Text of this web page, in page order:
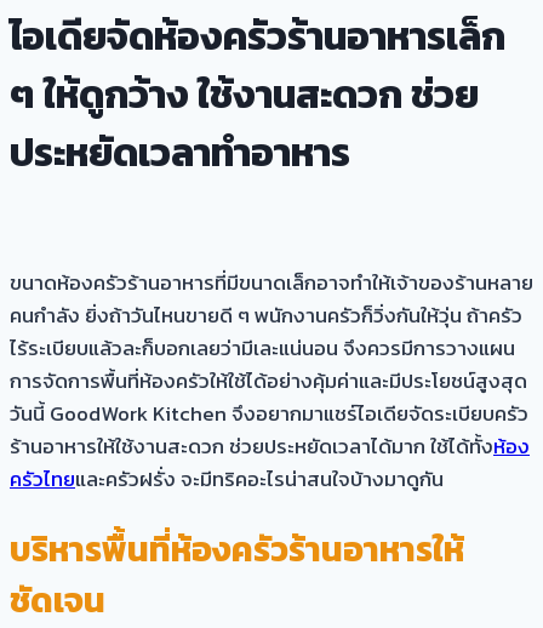
ไอเดียจัดห้องครัวร้านอาหารเล็ก
ๆ ให้ดูกว้าง ใช้งานสะดวก ช่วย
ประหยัดเวลาทำอาหาร
ขนาดห้องครัวร้านอาหารที่มีขนาดเล็กอาจทำให้เจ้าของร้านหลาย
คนกำลัง ยิ่งถ้าวันไหนขายดี ๆ พนักงานครัวก็วิ่งกันให้วุ่น ถ้าครัว
ไร้ระเบียบแล้วละก็บอกเลยว่ามีเละแน่นอน จึงควรมีการวางแผน
การจัดการพื้นที่ห้องครัวให้ใช้ได้อย่างคุ้มค่าและมีประโยชน์สูงสุด
วันนี้ GoodWork Kitchen จึงอยากมาแชร์ไอเดียจัดระเบียบครัว
ร้านอาหารให้ใช้งานสะดวก ช่วยประหยัดเวลาได้มาก ใช้ได้ทั้งห้อง
ครัวไทยและครัวฝรั่ง จะมีทริคอะไรน่าสนใจบ้างมาดูกัน
บริหารพื้นที่ห้องครัวร้านอาหารให้
ชัดเจน